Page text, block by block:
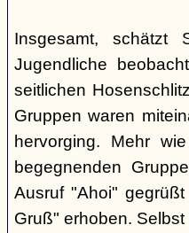
Insgesamt,
Jugendliche
seitlichen
Gruppen waren
hervorging. Mehr
begegnenden
Ausruf "Ahoi"
Gruß" erhoben.